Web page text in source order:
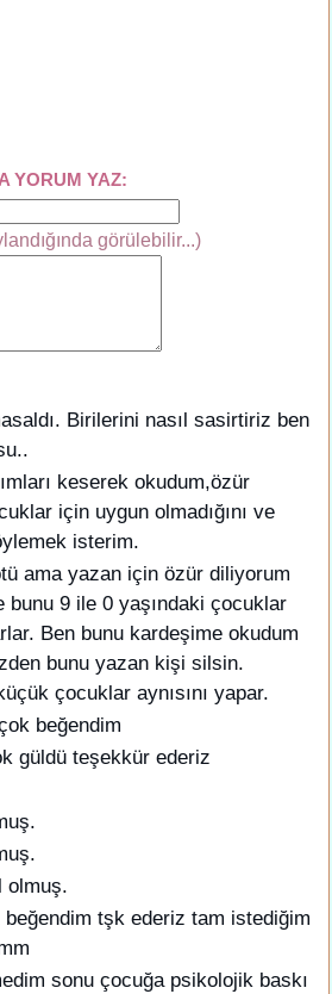
YORUM YAZ:
görülebilir...)
Birilerini nasıl sasirtiriz ben
keserek okudum,özür
için uygun olmadığını ve
isterim.
ama yazan için özür diliyorum
bunu 9 ile 0 yaşındaki çocuklar
Ben bunu kardeşime okudum
bunu yazan kişi silsin.
çocuklar aynısını yapar.
beğendim
güldü teşekkür ederiz
olmuş.
tşk ederiz tam istediğim
sonu çocuğa psikolojik baskı